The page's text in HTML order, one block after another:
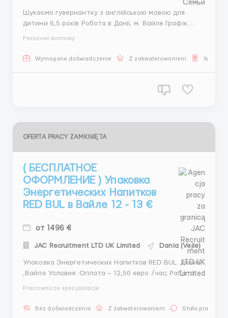
Шукаємо гувернантку з англійською мовою для
дитини 6,5 років Робота в Данії, м. Вайле Графік
мовою, без шкідливих звичок, відповідальність,
Personel domowy
Wymagane doświadczenie Z zakwaterowaniem Wiza
OFERTA PRACY ZAMKNIĘTA
( БЕСПЛАТНОЕ
ОФОРМЛЕНИЕ ) Упаковка
Энергетических Напитков
RED BUL в Вайле 12 - 13 €
от 1496 €
JAC Recruitment LTD UK Limited Dania (Vejle)
Упаковка Энергетических Напитков RED BUL. Дания
,Вайле Условия: Оплата – 12,50 евро /час; Работа в
>Мужчины,женщины,семейные пары до 50 лет; ⏰
Pracownicze specjalizacje
Bez doświadczenia Z zakwaterowaniem Stała praca